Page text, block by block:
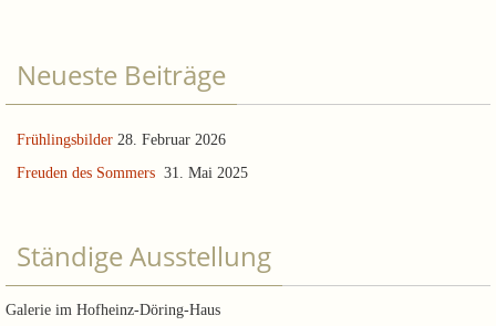
Neueste Beiträge
Frühlingsbilder 28. Februar 2026
Freuden des Sommers 31. Mai 2025
Ständige Ausstellung
Galerie im Hofheinz-Döring-Haus